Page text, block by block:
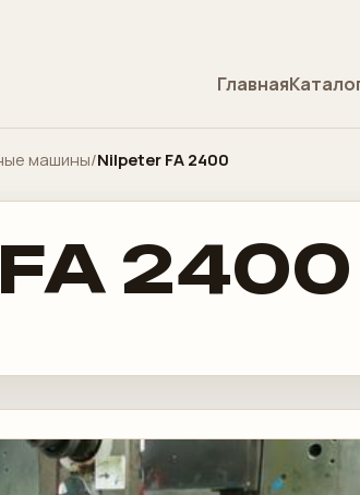
Главная
машины/Nilpeter FA 2400
2400